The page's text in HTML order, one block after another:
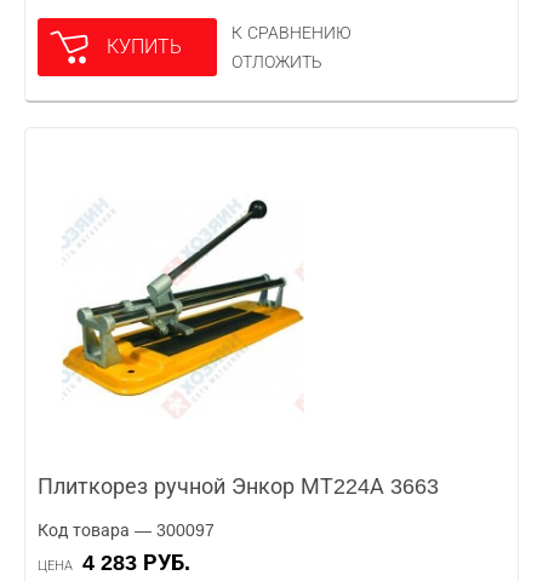
КУПИТЬ
К СРАВНЕНИЮ
ОТЛОЖИТЬ
Плиткорез ручной Энкор МТ224А 3663
Код товара — 300097
ЦЕНА 4 283 РУБ.